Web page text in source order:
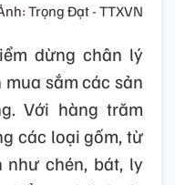
Trọng Đạt - TTXVN
dừng chân lý
sắm các sản
Với hàng trăm
các loại gốm, từ
chén, bát, ly